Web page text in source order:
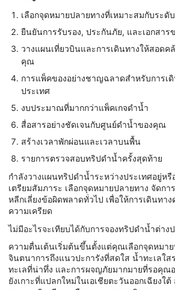
เลือกจุดหมายปลายทางที่เหมาะสมกับระ
ยืนยันการรับรอง, ประกันภัย, และเอกสา
วางแผนเที่ยวบินและการเดินทางให้สอดค
คุณ
การแพ็คของอย่างชาญฉลาดสำหรับการเ
ประเทศ
งบประมาณที่มากกว่าแพ็คเกจดำน้ำ
สื่อสารอย่างชัดเจนกับศูนย์ดำน้ำของคุณ
สร้างเวลาพักผ่อนและเวลาบนพื้น
รายการตรวจสอบทริปดำน้ำครั้งสุดท้าย
กำลังวางแผนทริปดำน้ำระหว่างประเทศอยู่หรื
เตรียมสัมภาระ เลือกจุดหมายปลายทาง จัดก
หลีกเลี่ยงข้อผิดพลาดทั่วไป เพื่อให้การเดินทา
ความเครียด
ไม่มีอะไรจะเทียบได้กับการจองทริปดำน้ำต่าง
ความตื่นเต้นเริ่มต้นขึ้นตั้งแต่คุณเลือกจุดหมา
จินตนาการถึงแนวปะการังที่สดใส น้ำทะเลใ
ทะเลที่น่าทึ่ง และการผจญภัยมากมายที่รอคุณ
ยังเกาะที่แปลกใหม่ในเอเชียตะวันออกเฉียงใ